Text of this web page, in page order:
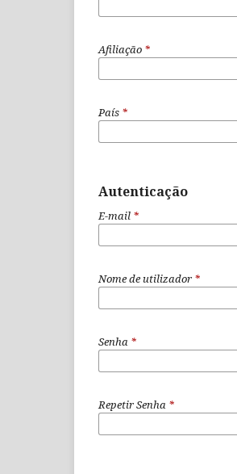
Afiliação *
País *
Autenticação
E-mail *
Nome de utilizador *
Senha *
Repetir Senha *